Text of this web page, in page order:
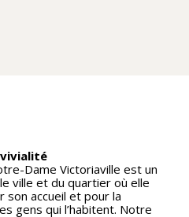
Dame Victoriaville est un
ville et du quartier où elle
son accueil et pour la
gens qui l’habitent. Notre